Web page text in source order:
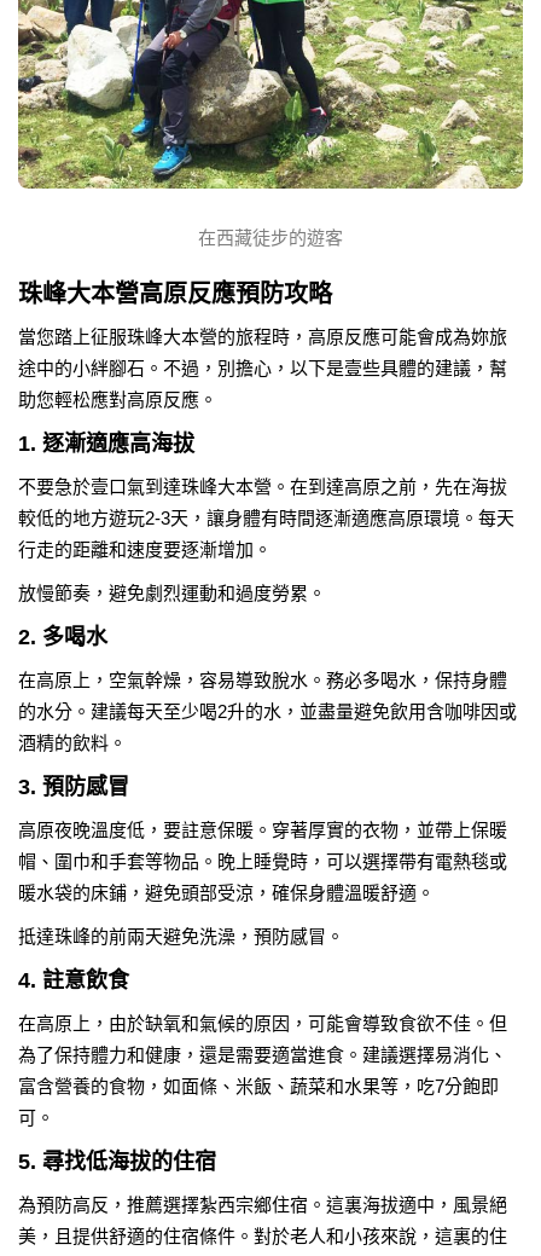
在西藏徒步的遊客
珠峰大本營高原反應預防攻略
當您踏上征服珠峰大本營的旅程時，高原反應可能會成為妳旅
途中的小絆腳石。不過，別擔心，以下是壹些具體的建議，幫
助您輕松應對高原反應。
1. 逐漸適應高海拔
不要急於壹口氣到達珠峰大本營。在到達高原之前，先在海拔
較低的地方遊玩2-3天，讓身體有時間逐漸適應高原環境。每天
行走的距離和速度要逐漸增加。
放慢節奏，避免劇烈運動和過度勞累。
2. 多喝水
在高原上，空氣幹燥，容易導致脫水。務必多喝水，保持身體
的水分。建議每天至少喝2升的水，並盡量避免飲用含咖啡因或
酒精的飲料。
3. 預防感冒
高原夜晚溫度低，要註意保暖。穿著厚實的衣物，並帶上保暖
帽、圍巾和手套等物品。晚上睡覺時，可以選擇帶有電熱毯或
暖水袋的床鋪，避免頭部受涼，確保身體溫暖舒適。
抵達珠峰的前兩天避免洗澡，預防感冒。
4. 註意飲食
在高原上，由於缺氧和氣候的原因，可能會導致食欲不佳。但
為了保持體力和健康，還是需要適當進食。建議選擇易消化、
富含營養的食物，如面條、米飯、蔬菜和水果等，吃7分飽即
可。
5. 尋找低海拔的住宿
為預防高反，推薦選擇紮西宗鄉住宿。這裏海拔適中，風景絕
美，且提供舒適的住宿條件。對於老人和小孩來說，這裏的住